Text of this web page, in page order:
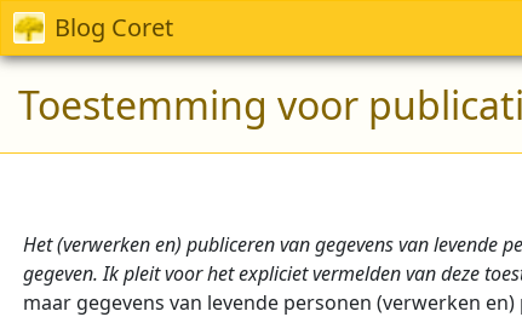
Blog Coret
Toestemming voor
Het (verwerken en) publiceren van gegevens van
gegeven. Ik pleit voor het expliciet vermelden van deze
maar gegevens van levende personen (verwerken